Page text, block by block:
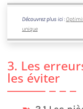
Découvrez plus ici :
unique
3. Les
les éviter